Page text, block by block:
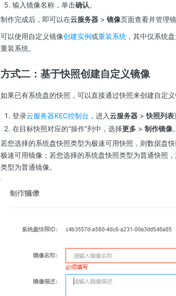
输入镜像名称，单击确认。
制作完成后，即可以在云服务器 > 镜像页面查看并管理镜
可以使用自定义镜像创建实例或重装系统 ，其中仅系统
重装系统。
方式二：基于快照创建自定义镜像
如果已有系统盘的快照，可以直接通过快照来创建自定义
登录云服务器KEC控制台 ，进入云服务器 >快照列表
在目标快照对应的“操作”列中，选择更多 > 制作镜像
若您选择的系统盘快照类型为极速可用快照，则数据盘
极速可用镜像；若您选择的系统盘快照类型为普通快照
类型为普通镜像。